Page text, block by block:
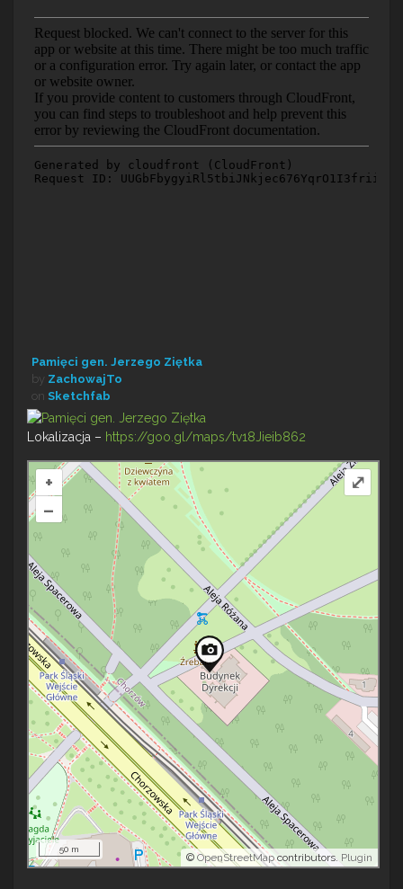
Pamięci gen. Jerzego Ziętka
by ZachowajTo
on Sketchfab
Lokalizacja – https://goo.gl/maps/tv18Jieib862
+
–
© OpenStreetMapcontributors. Plugin
50 m
⤢